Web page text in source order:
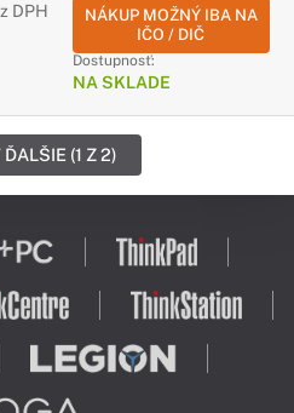
DPH
NÁKUP MOŽNÝ IBA NA
IČO / DIČ
Dostupnosť:
NA SKLADE
(1 Z 2)